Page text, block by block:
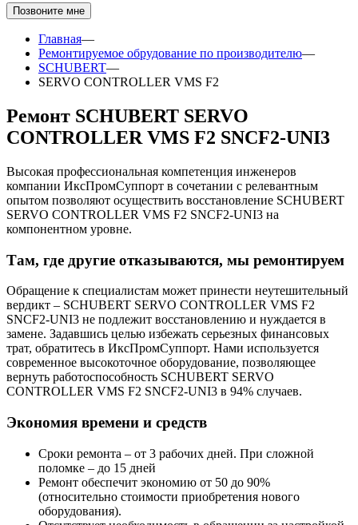
Позвоните мне
Главная—
Ремонтируемое обрудование по производителю—
SCHUBERT—
SERVO CONTROLLER VMS F2
Ремонт SCHUBERT SERVO
CONTROLLER VMS F2 SNCF2-UNI3
Высокая профессиональная компетенция инженеров
компании ИксПромСуппорт в сочетании с релевантным
опытом позволяют осуществить восстановление SCHUBERT
SERVO CONTROLLER VMS F2 SNCF2-UNI3 на
компонентном уровне.
Там, где другие отказываются, мы ремонтируем
Обращение к специалистам может принести неутешительный
вердикт – SCHUBERT SERVO CONTROLLER VMS F2
SNCF2-UNI3 не подлежит восстановлению и нуждается в
замене. Задавшись целью избежать серьезных финансовых
трат, обратитесь в ИксПромСуппорт. Нами используется
современное высокоточное оборудование, позволяющее
вернуть работоспособность SCHUBERT SERVO
CONTROLLER VMS F2 SNCF2-UNI3 в 94% случаев.
Экономия времени и средств
Сроки ремонта – от 3 рабочих дней. При сложной
поломке – до 15 дней
Ремонт обеспечит экономию от 50 до 90%
(относительно стоимости приобретения нового
оборудования).